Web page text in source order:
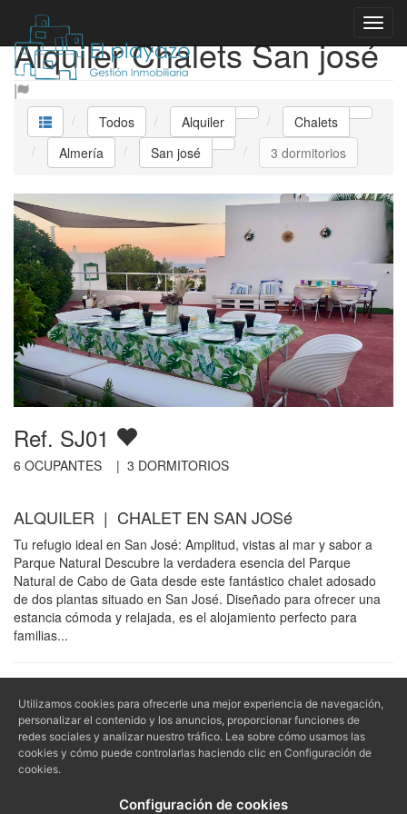
Alquiler Chalets San josé
Todos Alquiler
Chalets
Almería
San josé 3 dormitorios
Ref. SJ01
6 OCUPANTES | 3 DORMITORIOS
ALQUILER | CHALET EN SAN JOSé
Tu refugio ideal en San José: Amplitud, vistas al mar y sabor a
Parque Natural Descubre la verdadera esencia del Parque
Natural de Cabo de Gata desde este fantástico chalet adosado
de dos plantas situado en San José. Diseñado para ofrecer una
estancia cómoda y relajada, es el alojamiento perfecto para
familias...
Empresa
Contacto
Quiénes somos
Propietarios
Información
Aviso Legal - LSSI - LOPD
Política de privacidad
Política de cookies
Utilizamos cookies para ofrecerle una mejor experiencia de navegación,
personalizar el contenido y los anuncios, proporcionar funciones de
redes sociales y analizar nuestro tráfico. Lea sobre cómo usamos las
cookies y cómo puede controlarlas haciendo clic en Configuración de
cookies.
Configuración de cookies